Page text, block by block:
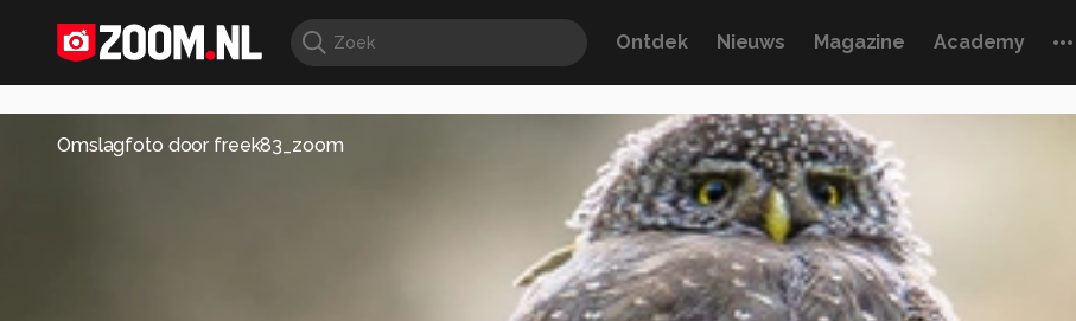
Ontdek Nieuws Magazine Academy
Omslagfoto door freek83_zoom